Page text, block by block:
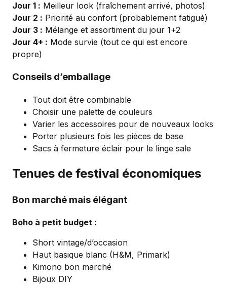
Jour 1 : Meilleur look (fraîchement arrivé, photos)
Jour 2 : Priorité au confort (probablement fatigué)
Jour 3 : Mélange et assortiment du jour 1+2
Jour 4+ : Mode survie (tout ce qui est encore
propre)
Conseils d’emballage
Tout doit être combinable
Choisir une palette de couleurs
Varier les accessoires pour de nouveaux looks
Porter plusieurs fois les pièces de base
Sacs à fermeture éclair pour le linge sale
Tenues de festival économiques
Bon marché mais élégant
Boho à petit budget :
Short vintage/d’occasion
Haut basique blanc (H&M, Primark)
Kimono bon marché
Bijoux DIY